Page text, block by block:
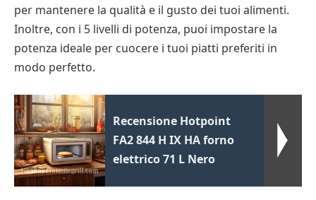
per mantenere la qualità e il gusto dei tuoi alimenti.
Inoltre, con i 5 livelli di potenza, puoi impostare la
potenza ideale per cuocere i tuoi piatti preferiti in
modo perfetto.
Recensione Hotpoint
FA2 844 H IX HA forno
elettrico 71 L Nero